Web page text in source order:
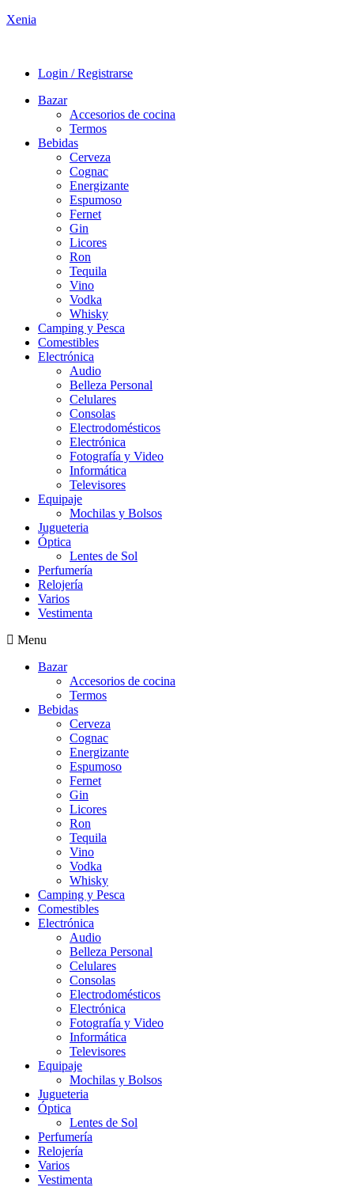
Xenia
Login / Registrarse
Bazar
Accesorios de cocina
Termos
Bebidas
Cerveza
Cognac
Energizante
Espumoso
Fernet
Gin
Licores
Ron
Tequila
Vino
Vodka
Whisky
Camping y Pesca
Comestibles
Electrónica
Audio
Belleza Personal
Celulares
Consolas
Electrodomésticos
Electrónica
Fotografía y Video
Informática
Televisores
Equipaje
Mochilas y Bolsos
Jugueteria
Óptica
Lentes de Sol
Perfumería
Relojería
Varios
Vestimenta
Menu
Bazar
Accesorios de cocina
Termos
Bebidas
Cerveza
Cognac
Energizante
Espumoso
Fernet
Gin
Licores
Ron
Tequila
Vino
Vodka
Whisky
Camping y Pesca
Comestibles
Electrónica
Audio
Belleza Personal
Celulares
Consolas
Electrodomésticos
Electrónica
Fotografía y Video
Informática
Televisores
Equipaje
Mochilas y Bolsos
Jugueteria
Óptica
Lentes de Sol
Perfumería
Relojería
Varios
Vestimenta